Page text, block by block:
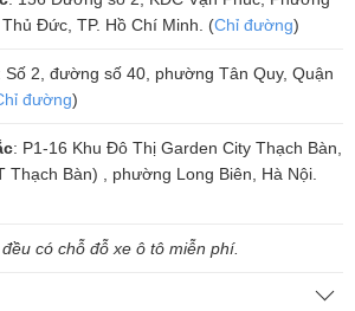
chất âm phù hợp với nhiều thể loại nhạc và
Đức, TP. Hồ Chí Minh. (Chỉ đường)
Số 2, đường số 40, phường Tân Quy, Quận
đường)
: P1-16 Khu Đô Thị Garden City Thạch Bàn,
Thạch Bàn) , phường Long Biên, Hà Nội.
có chỗ đỗ xe ô tô miễn phí.